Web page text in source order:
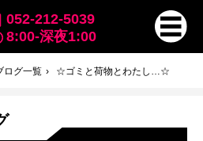
052-212-5039
8:00-深夜1:00
ログ一覧 ☆ゴミと荷物とわたし…☆